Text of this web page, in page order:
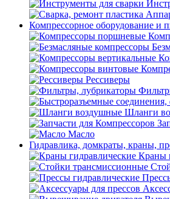
Компрессорное оборудование и
Рессиверы
Шланги
Масло
Гидравлика, домкраты, краны,
Краны